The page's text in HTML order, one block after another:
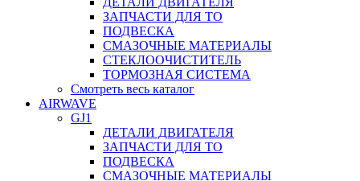
ЗАПЧАСТИ ДЛЯ ТО
ПОДВЕСКА
СМАЗОЧНЫЕ МАТЕРИАЛЫ
СТЕКЛООЧИСТИТЕЛЬ
ТОРМОЗНАЯ СИСТЕМА
Смотреть весь каталог
AIRWAVE
GJ1
ДЕТАЛИ ДВИГАТЕЛЯ
ЗАПЧАСТИ ДЛЯ ТО
ПОДВЕСКА
СМАЗОЧНЫЕ МАТЕРИАЛЫ